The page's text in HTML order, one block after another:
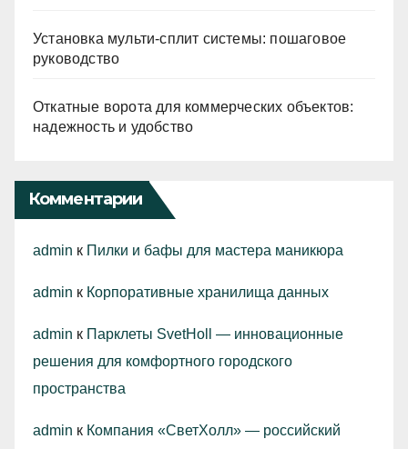
Установка мульти-сплит системы: пошаговое
руководство
Откатные ворота для коммерческих объектов:
надежность и удобство
Комментарии
admin к Пилки и бафы для мастера маникюра
admin к Корпоративные хранилища данных
admin к Парклеты SvetHoll — инновационные
решения для комфортного городского
пространства
admin к Компания «СветХолл» — российский